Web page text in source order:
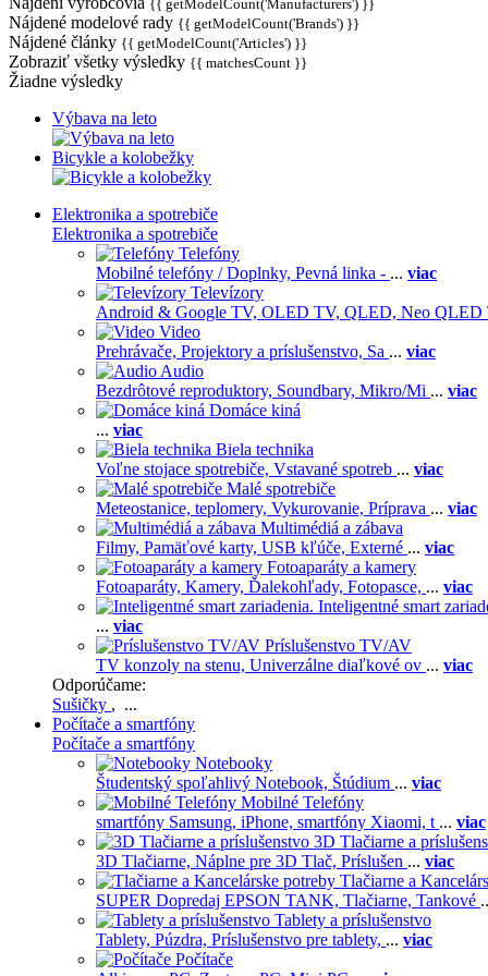
{{ getModelCount('Manufacturers') }}
Nájdené modelové rady {{ getModelCount('Brands') }}
Nájdené články {{ getModelCount('Articles') }}
Zobraziť všetky výsledky {{ matchesCount }}
Žiadne výsledky
Výbava na leto
Bicykle a kolobežky
Elektronika a spotrebiče
Elektronika a spotrebiče
Telefóny
Mobilné telefóny / Doplnky, Pevná linka - ... viac
Televízory
Android & Google TV, OLED TV, QLED, Neo QLED
Video
Prehrávače, Projektory a príslušenstvo, Sa ... viac
Audio
Bezdrôtové reproduktory, Soundbary, Mikro/Mi ... viac
Domáce kiná
... viac
Biela technika
Voľne stojace spotrebiče, Vstavané spotreb ... viac
Malé spotrebiče
Meteostanice, teplomery, Vykurovanie, Príprava ... viac
Multimédiá a zábava
Filmy, Pamäťové karty, USB kľúče, Externé ... viac
Fotoaparáty a kamery
Fotoaparáty, Kamery, Ďalekohľady, Fotopasce, ... viac
Inteligentné smart
... viac
Príslušenstvo TV/AV
TV konzoly na stenu, Univerzálne diaľkové ov ... viac
Odporúčame:
Sušičky , ...
Počítače a smartfóny
Počítače a smartfóny
Notebooky
Študentský spoľahlivý Notebook, Štúdium ... viac
Mobilné Telefóny
smartfóny Samsung, iPhone, smartfóny Xiaomi, t ... viac
3D Tlačiarne a
3D Tlačiarne, Náplne pre 3D Tlač, Príslušen ... viac
Tlačiarne a
SUPER Dopredaj EPSON TANK, Tlačiarne, Tankové
Tablety a príslušenstvo
Tablety, Púzdra, Príslušenstvo pre tablety, ... viac
Počítače